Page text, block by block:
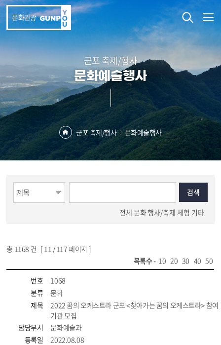
본문 바로가기
문화관광
군포 축제/행사
문화예술행사
군포 축제/행사 문화예술행사
전체 문화행사/축제 체험 기타
총 1168 건 [ 11 / 117 페이지 ]
목록수 - 10 20 30 40 50
번호
1068
분류
문화
제목
2022 꿈의 오케스트라 군포 <찾아가는 꿈의 오케스트라> 참여
기관 모집
담당부서
문화예술과
등록일
2022.08.08